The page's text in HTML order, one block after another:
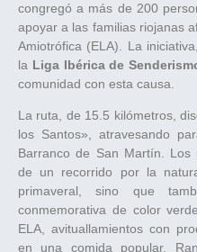
congregó a más de 200
apoyar a las familias riojanas
Amiotrófica (ELA). La
la Liga Ibérica de
comunidad con esta causa.
La ruta, de 15.5 kilómetros,
los Santos», atravesando
Barranco de San Martín. Los
de un recorrido por la
primaveral, sino que
conmemorativa de color
ELA, avituallamientos con
en una comida popular,